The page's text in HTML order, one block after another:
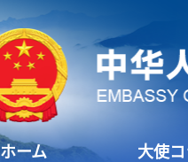
ホーム 大使